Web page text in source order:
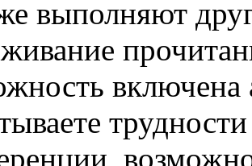
выполняют